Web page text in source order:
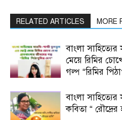
RELATED ARTICLES MORE
বাংলা
মেয়ে রিমির
গল্প “রিমির
বাংলা
কবিতা “ রৌদ্রের